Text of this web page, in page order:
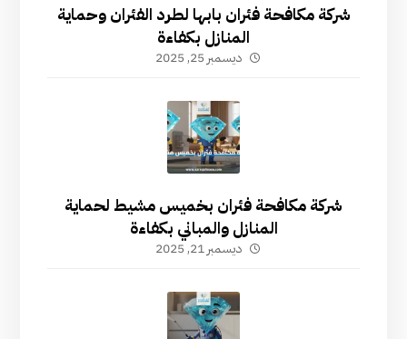
شركة مكافحة فئران بابها لطرد الفئران وحماية
المنازل بكفاءة
ديسمبر 25, 2025
شركة مكافحة فئران بخميس مشيط لحماية
المنازل والمباني بكفاءة
ديسمبر 21, 2025